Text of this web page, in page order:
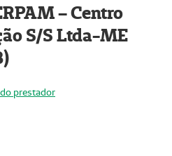
– Centro
S/S Ltda-ME
prestador